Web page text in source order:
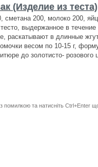
(Изделие из теста)
сметана 200, молоко 200,
выдержанное в
раскатывают в длинные
весом по 10-15 г,
до золотисто- розового
помилкою та натисніть Ctrl+Enter